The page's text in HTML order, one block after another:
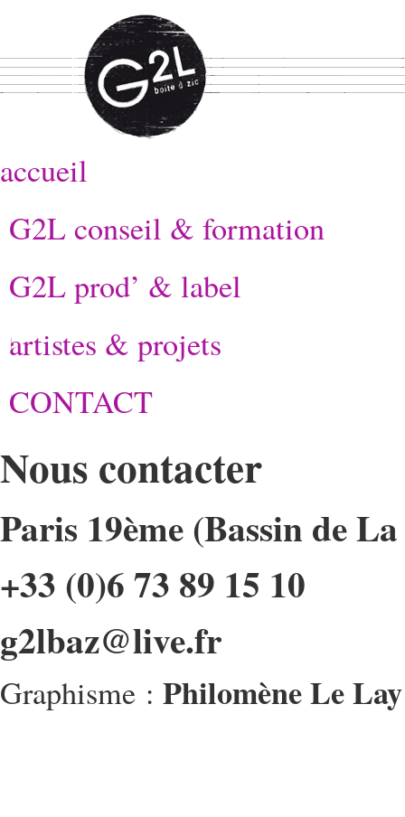
accueil
G2L conseil & formation
G2L prod’ & label
artistes & projets
CONTACT
Nous contacter
Paris 19ème (Bassin de
+33 (0)6 73 89 15 10
g2lbaz@live.fr
Graphisme : Philomène Le Lay